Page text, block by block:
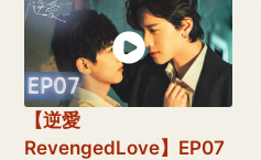
【逆愛
RevengedLove】EP07